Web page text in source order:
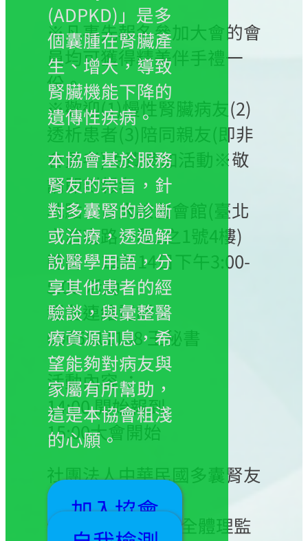
(ADPKD)」是多
個囊腫在腎臟產
生、增大，導致
腎臟機能下降的
遺傳性疾病。
本協會基於服務
腎友的宗旨，針
對多囊腎的診斷
或治療，透過解
說醫學用語，分
享其他患者的經
驗談，與彙整醫
療資源訊息，希
望能夠對病友與
家屬有所幫助，
這是本協會粗淺
的心願。
加入協會
※凡事先報名參加大會的會
員均可獲得精美伴手禮一
份。
※歡迎(1)慢性腎臟病友(2)
透析患者(3)陪同親友(即非
會員者)免費參加活動※敬
請即刻報名
地點：台大校友會館(臺北
市濟南路一段2之1號4樓)
時間：12月14日下午3:00-
5:00 活動
報名連絡電話：
0965511138 王秘書
活動內容 ：
14:00 開始報到
15:00大會開始
社團法人中華民國多囊腎友
協會
理事長 高芷華 暨全體理監